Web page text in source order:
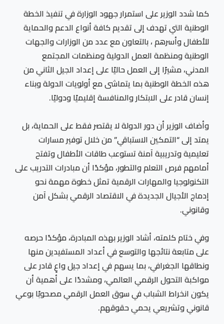
كما شدد الوزير على استمرار جهود الوزارة في تنفيذ الخطة
الوطنية التي تهدف إلى تقديم كافة أنواع الدعم والحماية
للأطفال وأسرهم ، بالتعاون مع عدد من الوزارات والجهات
الوطنية ومنظمة العمل الدولية ومنظمات المجتمع
المدني، مشيرًا إلى العمل حاليًا على إعداد الجيل الثاني من
هذه الخطة الوطنية بما يتماشى مع أولويات الدولة وبناء
إنسان قادر على الابتكار والمنافسة إقليميًا ودوليًا.
وأضاف الوزير أن دور الدولة لا يقتصر فقط على الحماية، بل
يمتد إلى “التمكين الاستباقي” من خلال توفير مسارات
تعليمية وتدريبية آمنة تستوعب طاقات الأطفال وتفتح
أمامهم فرص التعلم والتطور، مؤكدًا أن مبادرات التدريب على
التكنولوجيا والمهارات الرقمية تمثل خطوة مهمة نحو
إدماج الأجيال الجديدة في الاقتصاد الرقمي بشكل آمن
وقانوني.
وفي ختام كلمته، أشاد الوزير بهذه المبادرة، مؤكدًا حرصه
على متابعة نتائجها والتوسع في أعداد المستفيدين منها
ونطاقها الجغرافي، بما يسهم في إعداد جيل واعٍ قادر على
مواكبة التحول الرقمي العالمي، ومشددًا على أهمية أن
يكون انخراط الشباب في سوق العمل الرقمي مصحوبًا بوعي
قانوني وتشريعي يحمي حقوقهم.